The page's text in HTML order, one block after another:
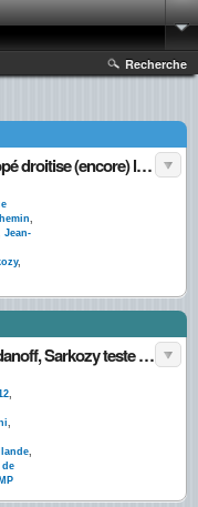
Recherche
« Ensemble, choisissons la France » – Copé droitise (encore) l’UMP
,
Jean-
,
[DEPECHE] Après le ralliement des Bogdanoff, Sarkozy teste « la science forte »
,
,
,
de